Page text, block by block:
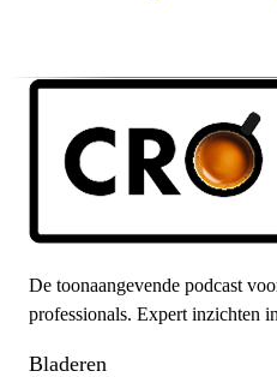
De toonaangevende podcast
professionals. Expert inzichten
Bladeren